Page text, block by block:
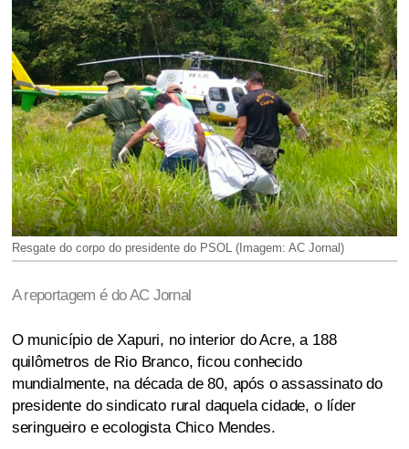
Resgate do corpo do presidente do PSOL (Imagem: AC Jornal)
A reportagem é do AC Jornal
O município de Xapuri, no interior do Acre, a 188
quilômetros de Rio Branco, ficou conhecido
mundialmente, na década de 80, após o assassinato do
presidente do sindicato rural daquela cidade, o líder
seringueiro e ecologista Chico Mendes.